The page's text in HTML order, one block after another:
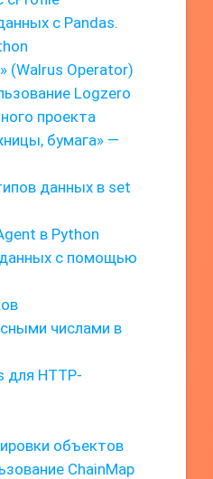
с Pandas.
(Walrus Operator)
Logzero
проекта
бумага» —
данных в set
в Python
с помощью
числами в
для HTTP-
объектов
ChainMap